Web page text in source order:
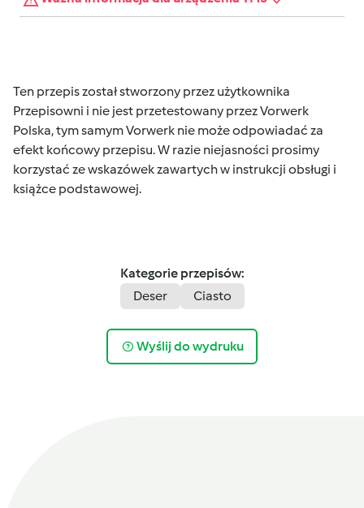
Ten przepis został stworzony przez użytkownika
Przepisowni i nie jest przetestowany przez Vorwerk
Polska, tym samym Vorwerk nie może odpowiadać za
efekt końcowy przepisu. W razie niejasności prosimy
korzystać ze wskazówek zawartych w instrukcji obsługi i
książce podstawowej.
Kategorie przepisów:
Deser
Ciasto
Wyślij do wydruku